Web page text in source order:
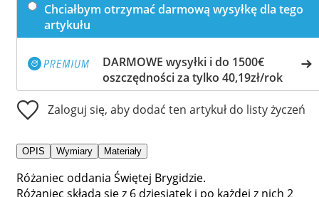
Chciałbym otrzymać darmową wysyłkę dla tego
artykułu
DARMOWE wysyłki i do 1500€
oszczędności za tylko 40,19zł/rok
Zaloguj się, aby dodać ten artykuł do listy życzeń
OPIS Wymiary Materiały
Różaniec oddania Świętej Brygidzie.
Różaniec składa się z 6 dziesiątek i po każdej z nich 2